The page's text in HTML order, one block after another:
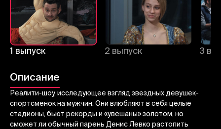
1 выпуск 2 выпуск 3
Описание
Реалити-шоу, исследующее взгляд звездных девушек-
спортсменок на мужчин. Они влюбляют в себя целые
стадионы, бьют рекорды и «увешаны» золотом, но
сможет ли обычный парень Денис Левко растопить